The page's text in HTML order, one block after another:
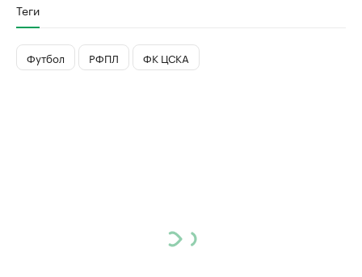
Теги
Футбол РФПЛ ФК ЦСКА